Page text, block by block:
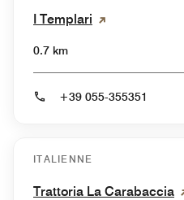
I Templari
0.7 km
+39 055-355351
ITALIENNE
Trattoria La Carabaccia